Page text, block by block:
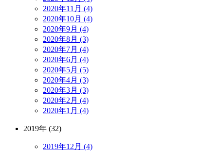
2020年11月 (4)
2020年10月 (4)
2020年9月 (4)
2020年8月 (3)
2020年7月 (4)
2020年6月 (4)
2020年5月 (5)
2020年4月 (3)
2020年3月 (3)
2020年2月 (4)
2020年1月 (4)
2019年 (32)
2019年12月 (4)